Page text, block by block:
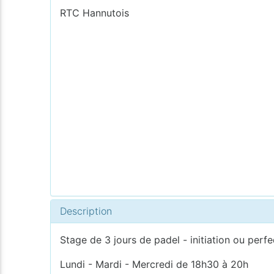
RTC Hannutois
Description
Stage de 3 jours de padel - initiation ou
Lundi - Mardi - Mercredi de 18h30 à 20h